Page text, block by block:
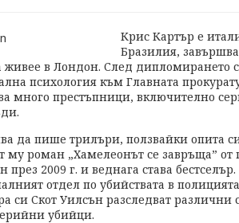
Крис Картър е
Бразилия,
в Лондон. След дипломирането
психология към Главната
много престъпници, включително
да пише трилъри, ползвайки опита
му роман „Хамелеонът се завръща” от
през 2009 г. и веднага става
отдел по убийствата в
си Скот Уилсън разследват различни
убийци.